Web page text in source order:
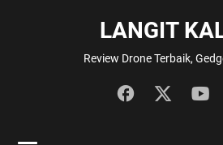
LANGIT
Review Drone Terbaik,